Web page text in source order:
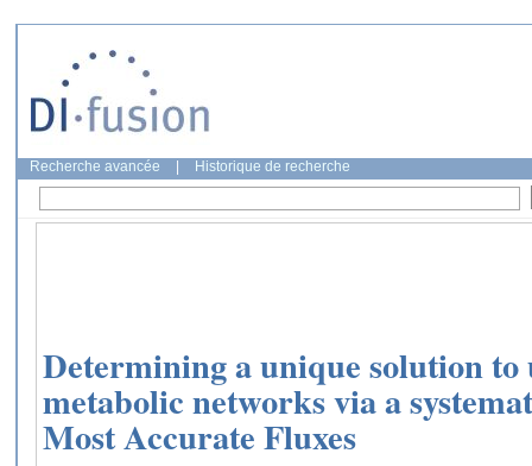
Recherche avancée Historique de recherche
Determining a unique solution
metabolic networks via a
Most Accurate Fluxes